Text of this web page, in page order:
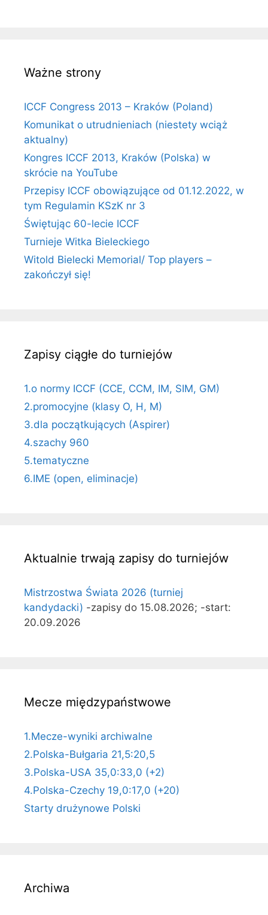
Ważne strony
ICCF Congress 2013 – Kraków (Poland)
Komunikat o utrudnieniach (niestety wciąż
aktualny)
Kongres ICCF 2013, Kraków (Polska) w
skrócie na YouTube
Przepisy ICCF obowiązujące od 01.12.2022, w
tym Regulamin KSzK nr 3
Świętując 60-lecie ICCF
Turnieje Witka Bieleckiego
Witold Bielecki Memorial/ Top players –
zakończył się!
Zapisy ciągłe do turniejów
1.o normy ICCF (CCE, CCM, IM, SIM, GM)
2.promocyjne (klasy O, H, M)
3.dla początkujących (Aspirer)
4.szachy 960
5.tematyczne
6.IME (open, eliminacje)
Aktualnie trwają zapisy do turniejów
Mistrzostwa Świata 2026 (turniej
kandydacki) -zapisy do 15.08.2026; -start:
20.09.2026
Mecze międzypaństwowe
1.Mecze-wyniki archiwalne
2.Polska-Bułgaria 21,5:20,5
3.Polska-USA 35,0:33,0 (+2)
4.Polska-Czechy 19,0:17,0 (+20)
Starty drużynowe Polski
Archiwa